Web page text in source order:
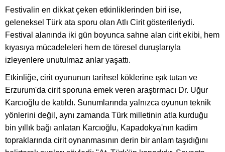
Festivalin en dikkat çeken etkinliklerinden biri ise,
geleneksel Türk ata sporu olan Atlı Cirit gösterileriydi.
Festival alanında iki gün boyunca sahne alan cirit ekibi, hem
kıyasıya mücadeleleri hem de töresel duruşlarıyla
izleyenlere unutulmaz anlar yaşattı.
Etkinliğe, cirit oyununun tarihsel köklerine ışık tutan ve
Erzurum'da cirit sporuna emek veren araştırmacı Dr. Uğur
Karcıoğlu de katıldı. Sunumlarında yalnızca oyunun teknik
yönlerini değil, aynı zamanda Türk milletinin atla kurduğu
bin yıllık bağı anlatan Karcıoğlu, Kapadokya'nın kadim
topraklarında cirit oynanmasının derin bir anlam taşıdığını